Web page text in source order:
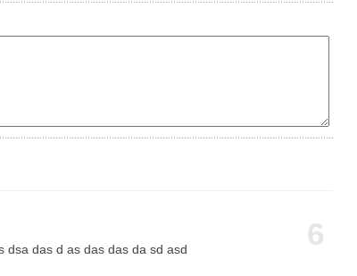
6
dsa das d as das das da sd asd